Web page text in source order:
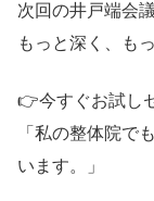
次回の井戸端会
もっと深く、も
👉今すぐお試し
「私の整体院で
います。」